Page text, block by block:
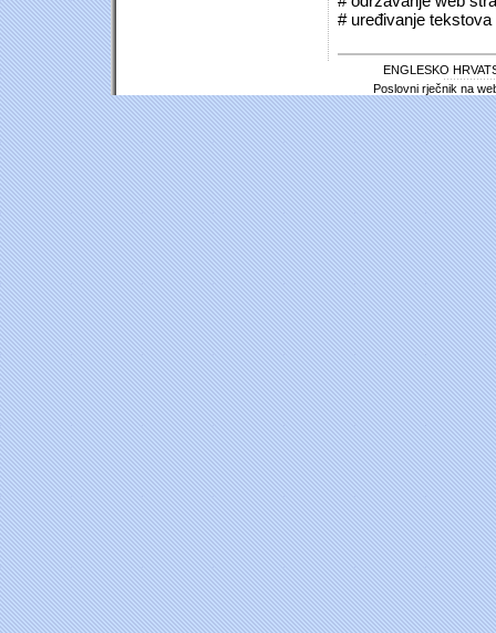
# uređivanje
ENGLESKO
Poslovni rječnik na